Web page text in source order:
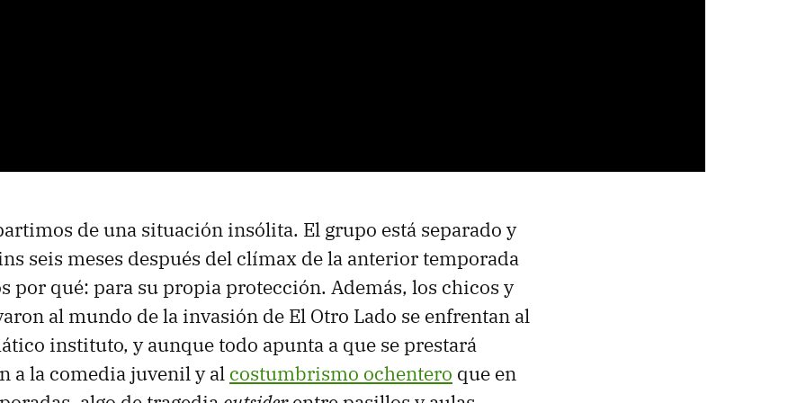
de una situación insólita. El grupo está separado y
seis meses después del clímax de la anterior temporada
por qué: para su propia protección. Además, los chicos y
al mundo de la invasión de El Otro Lado se enfrentan al
instituto, y aunque todo apunta a que se prestará
a la comedia juvenil y al costumbrismo ochentero que en